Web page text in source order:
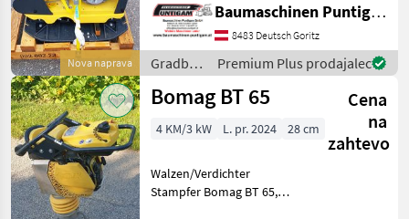
Nova naprava
Auf Bestellung verfügbar!
Referenznummer: 4238
Baumaschinen Puntigam
GmbH Unser Sp
Baumaschinen Puntigam GmbH
8483 Deutsch Goritz
Gradbeni
stroji /
Bomag
Premium Plus prodajalec
Bomag BT 65
Cena
na
zahtevo
4 KM/3 kW L. pr. 2024 28 cm
Walzen/Verdichter
Stampfer Bomag BT 65,